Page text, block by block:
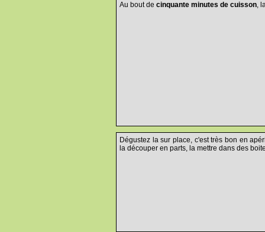
Au bout decinquante minutes de cuisson,
Dégustez la sur place, c'est très bon en
la découper en parts, la mettre dans des